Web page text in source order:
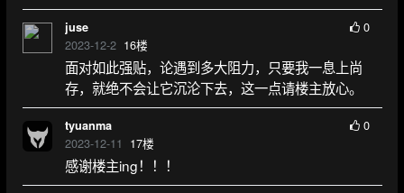
juse
2023-12-2 16楼
0
面对如此强贴，论遇到多大阻力，只要我一息上尚
存，就绝不会让它沉沦下去，这一点请楼主放心。
tyuanma
2023-12-11 17楼
0
感谢楼主ing！！！